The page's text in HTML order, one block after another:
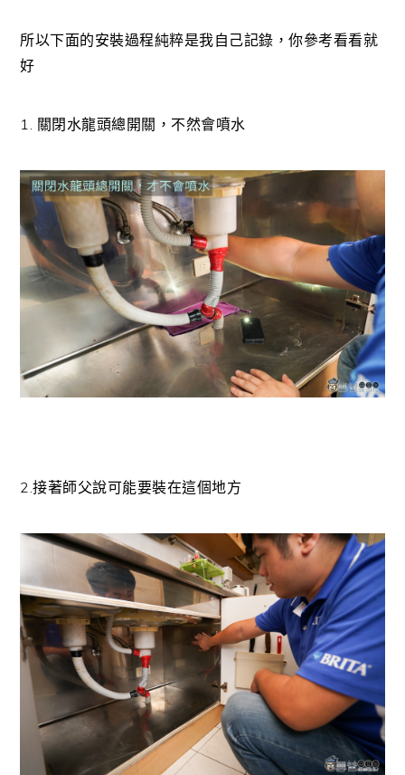
所以下面的安裝過程純粹是我自己記錄，你參考看看就
好
1. 關閉水龍頭總開關，不然會噴水
2.接著師父說可能要裝在這個地方